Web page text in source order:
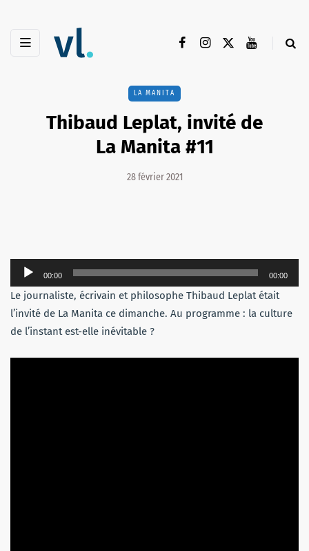
LA MANITA
Thibaud Leplat, invité de
La Manita #11
28 février 2021
Lecteur
audio
00:00 00:00
Le journaliste, écrivain et philosophe Thibaud Leplat était
l’invité de La Manita ce dimanche. Au programme : la culture
de l’instant est-elle inévitable ?